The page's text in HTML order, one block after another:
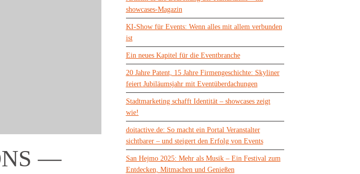
—
showcases-Magazin
KI-Show für Events: Wenn alles mit allem verbunden
ist
Ein neues Kapitel für die Eventbranche
20 Jahre Patent, 15 Jahre Firmengeschichte: Skyliner
feiert Jubiläumsjahr mit Eventüberdachungen
Stadtmarketing schafft Identität – showcases zeigt
wie!
doitactive.de: So macht ein Portal Veranstalter
sichtbarer – und steigert den Erfolg von Events
San Hejmo 2025: Mehr als Musik – Ein Festival zum
Entdecken, Mitmachen und Genießen